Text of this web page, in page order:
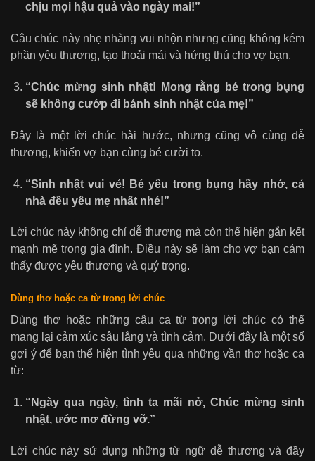
chịu mọi hậu quả vào ngày mai!”
Câu chúc này nhẹ nhàng vui nhộn nhưng cũng không kém
phần yêu thương, tạo thoải mái và hứng thú cho vợ bạn.
“Chúc mừng sinh nhật! Mong rằng bé trong bụng
sẽ không cướp đi bánh sinh nhật của mẹ!”
Đây là một lời chúc hài hước, nhưng cũng vô cùng dễ
thương, khiến vợ bạn cùng bé cười to.
“Sinh nhật vui vẻ! Bé yêu trong bụng hãy nhớ, cả
nhà đều yêu mẹ nhất nhé!”
Lời chúc này không chỉ dễ thương mà còn thể hiện gắn kết
mạnh mẽ trong gia đình. Điều này sẽ làm cho vợ bạn cảm
thấy được yêu thương và quý trọng.
Dùng thơ hoặc ca từ trong lời chúc
Dùng thơ hoặc những câu ca từ trong lời chúc có thể
mang lại cảm xúc sâu lắng và tình cảm. Dưới đây là một số
gợi ý để bạn thể hiện tình yêu qua những vần thơ hoặc ca
từ:
“Ngày qua ngày, tình ta mãi nở, Chúc mừng sinh
nhật, ước mơ đừng vỡ.”
Lời chúc này sử dụng những từ ngữ dễ thương và đầy